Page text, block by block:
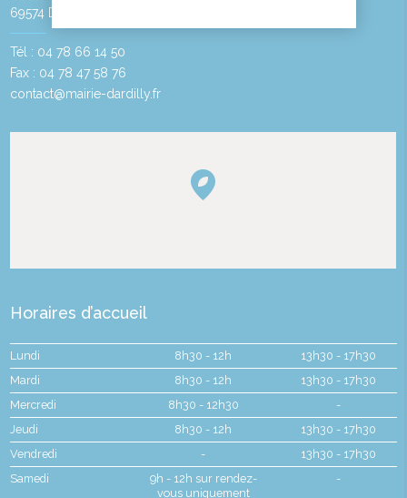
69574 DARDILLY
Tél : 04 78 66 14 50
Fax : 04 78 47 58 76
contact@mairie-dardilly.fr
Horaires d’accueil
Lundi 8h30 - 12h
13h30 - 17h30
Mardi
8h30 - 12h
13h30 - 17h30
Mercredi
8h30 - 12h30
-
Jeudi
8h30 - 12h
13h30 - 17h30
Vendredi
-
13h30 - 17h30
Samedi
9h - 12h sur rendez-
vous uniquement
-